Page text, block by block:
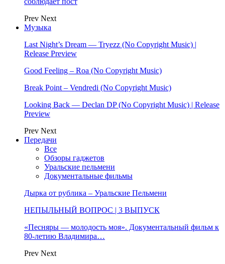
Prev Next
Музыка
Last Night’s Dream — Tryezz (No Copyright Music) |
Release Preview
Good Feeling – Roa (No Copyright Music)
Break Point – Vendredi (No Copyright Music)
Looking Back — Declan DP (No Copyright Music) | Release
Preview
Prev Next
Передачи
Все
Обзоры гаджетов
Уральские пельмени
Документальные фильмы
Дырка от рублика – Уральские Пельмени
НЕПЫЛЬНЫЙ ВОПРОС | 3 ВЫПУСК
«Песняры — молодость моя». Документальный фильм к
80-летию Владимира…
Prev Next